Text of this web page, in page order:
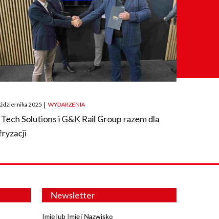
2025 | WYDARZENIA
Tech Solutions i G&K Rail Group razem dla
Newsletter
Imię lub Imię i Nazwisko